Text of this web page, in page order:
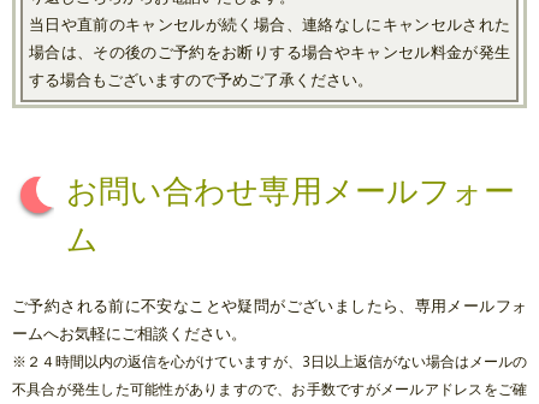
当日や直前のキャンセルが続く場合、連絡なしにキャンセルされた
場合は、その後のご予約をお断りする場合やキャンセル料金が発生
する場合もございますので予めご了承ください。
お問い合わせ専用メールフォー
ム
ご予約される前に不安なことや疑問がございましたら、専用メールフォ
ームへお気軽にご相談ください。
※２４時間以内の返信を心がけていますが、3日以上返信がない場合はメールの
不具合が発生した可能性がありますので、お手数ですがメールアドレスをご確